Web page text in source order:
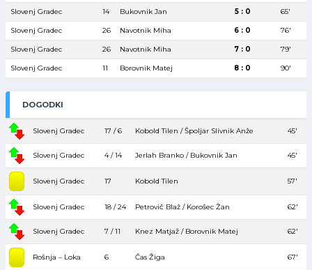
Slovenj Gradec 14 Bukovnik Jan 5 : 0 65′
Slovenj Gradec 26 Navotnik Miha 6 : 0 76′
Slovenj Gradec 26 Navotnik Miha 7 : 0 79′
Slovenj Gradec 11 Borovnik Matej 8 : 0 90′
DOGODKI
Slovenj Gradec 17 / 6 Kobold Tilen / Špoljar Slivnik Anže 45′
Slovenj Gradec 4 / 14 Jerlah Branko / Bukovnik Jan 45′
Slovenj Gradec 17 Kobold Tilen 57′
Slovenj Gradec 18 / 24 Petrovič Blaž / Korošec Žan 62′
Slovenj Gradec 7 / 11 Knez Matjaž / Borovnik Matej 62′
Rošnja – Loka 6 Čas Žiga 67′